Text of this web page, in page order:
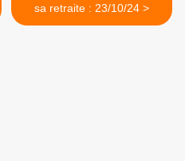
sa retraite : 23/10/24 >